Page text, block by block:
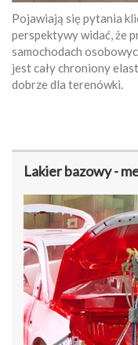
Pojawiają się pytania
perspektywy widać, że
samochodach
jest cały chroniony
dobrze dla terenówki.
Lakier bazowy -